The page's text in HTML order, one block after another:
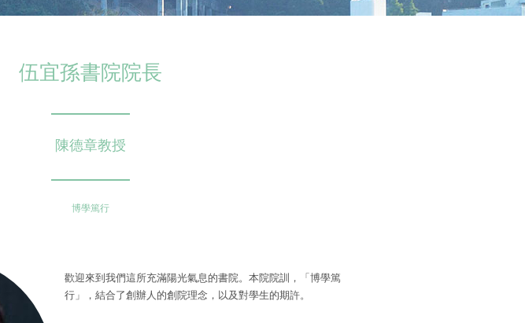
伍宜孫書院院長
陳德章教授
博學篤行
歡迎來到我們這所充滿陽光氣息的書院。本院院訓，「博學篤
行」，結合了創辦人的創院理念，以及對學生的期許。